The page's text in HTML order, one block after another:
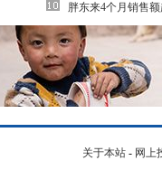
胖东来4个月销售
关于本站 - 网上